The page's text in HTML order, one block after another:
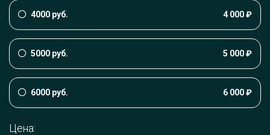
4000 руб. 4 000 ₽
5000 руб. 5 000 ₽
6000 руб. 6 000 ₽
Цена: